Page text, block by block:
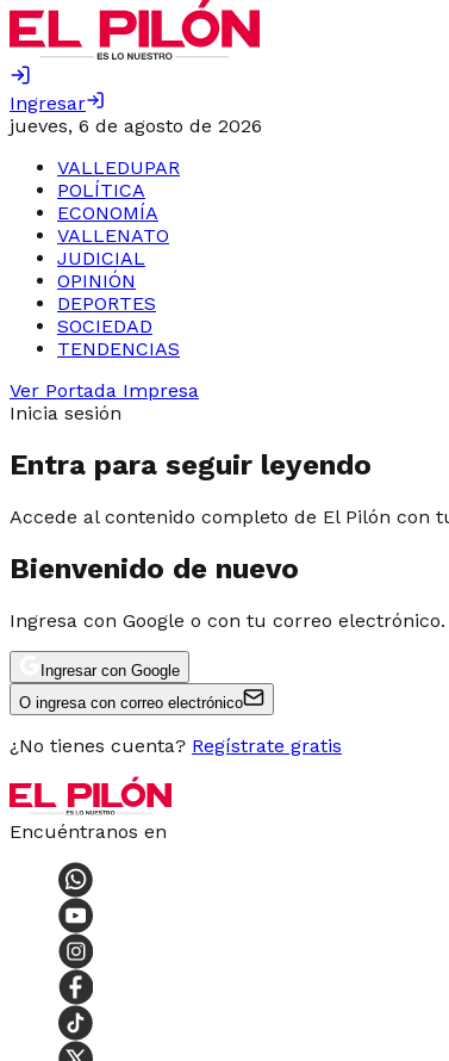
Ingresar
jueves, 6 de agosto de 2026
VALLEDUPAR
POLÍTICA
ECONOMÍA
VALLENATO
JUDICIAL
OPINIÓN
DEPORTES
SOCIEDAD
TENDENCIAS
Ver Portada Impresa
Inicia sesión
Entra para seguir leyendo
Accede al contenido completo de El Pilón con
Bienvenido de nuevo
Ingresa con Google o con tu correo electrónico.
Ingresar con Google
O ingresa con correo electrónico
¿No tienes cuenta? Regístrate gratis
Encuéntranos en